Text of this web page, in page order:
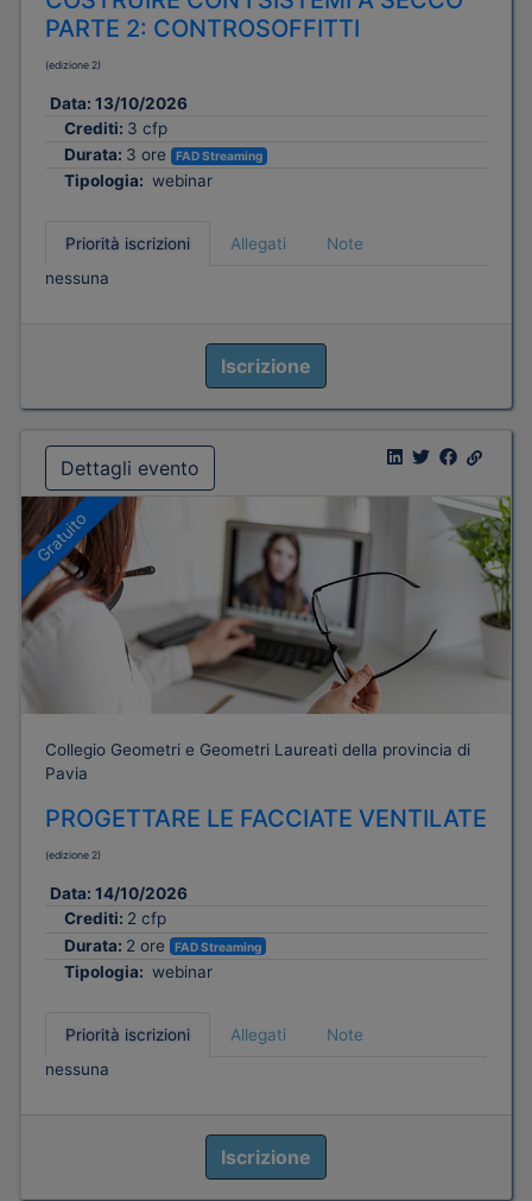
PARTE 2: CONTROSOFFITTI
(edizione 2)
Data: 13/10/2026
Crediti: 3 cfp
Durata: 3 ore FAD Streaming
Tipologia: webinar
Priorità iscrizioni Allegati
Note
nessuna
Iscrizione
Dettagli evento
Gratuito
Collegio Geometri e Geometri Laureati della provincia di
Pavia
PROGETTARE LE FACCIATE VENTILATE
(edizione 2)
Data: 14/10/2026
Crediti: 2 cfp
Durata: 2 ore FAD Streaming
Tipologia: webinar
Priorità iscrizioni Allegati
Note
nessuna
Iscrizione